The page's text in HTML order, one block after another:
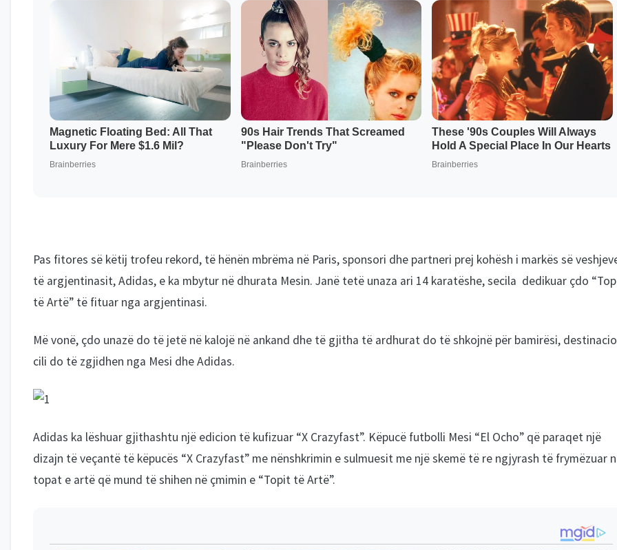
Pas fitores së këtij trofeu rekord, të hënën mbrëma në Paris, sponsori dhe partneri prej kohësh i markës së
të argjentinasit, Adidas, e ka mbytur në dhurata Mesin. Janë tetë unaza ari 14 karatëshe, secila dedikuar çdo
të Artë” të fituar nga argjentinasi.
Më vonë, çdo unazë do të jetë në kalojë në ankand dhe të gjitha të ardhurat do të shkojnë për bamirësi,
cili do të zgjidhen nga Mesi dhe Adidas.
Adidas ka lëshuar gjithashtu një edicion të kufizuar “X Crazyfast”. Këpucë futbolli Mesi “El Ocho” që paraqet një
dizajn të veçantë të këpucës “X Crazyfast” me nënshkrimin e sulmuesit me një skemë të re ngjyrash të frymëzuar
topat e artë që mund të shihen në çmimin e “Topit të Artë”.